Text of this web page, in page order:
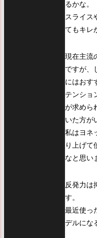
るかな。
スライス
てもキレ
現在主流
ですが、
にはおす
テンショ
が求めら
いた方が
私はヨネ
り上げて
なと思い
反発力は
す。
最近使っ
デルにな